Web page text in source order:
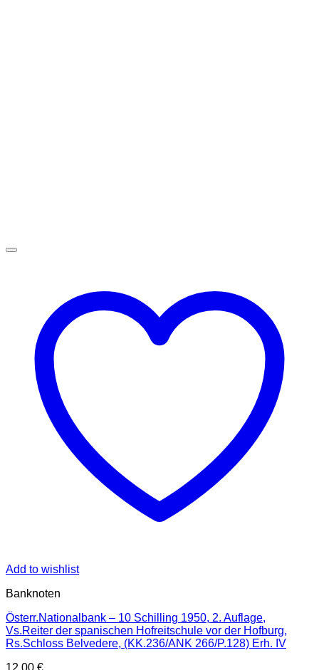
Add to wishlist
Banknoten
Österr.Nationalbank – 10 Schilling 1950, 2. Auflage,
Vs.Reiter der spanischen Hofreitschule vor der Hofburg,
Rs.Schloss Belvedere, (KK.236/ANK 266/P.128) Erh. IV